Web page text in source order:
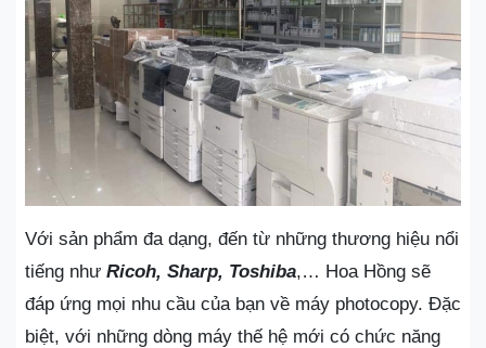
Với sản phẩm đa dạng, đến từ những thương hiệu nổi
tiếng như Ricoh, Sharp, Toshiba,… Hoa Hồng sẽ
đáp ứng mọi nhu cầu của bạn về máy photocopy. Đặc
biệt, với những dòng máy thế hệ mới có chức năng